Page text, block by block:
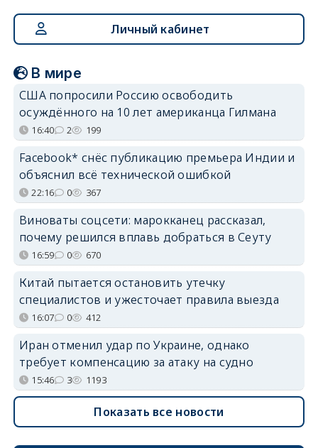
Личный кабинет
В мире
США попросили Россию освободить
осуждённого на 10 лет американца Гилмана
16:40 2 199
Facebook* снёс публикацию премьера Индии и
объяснил всё технической ошибкой
22:16 0 367
Виноваты соцсети: марокканец рассказал,
почему решился вплавь добраться в Сеуту
16:59 0 670
Китай пытается остановить утечку
специалистов и ужесточает правила выезда
16:07 0 412
Иран отменил удар по Украине, однако
требует компенсацию за атаку на судно
15:46 3 1193
Показать все новости